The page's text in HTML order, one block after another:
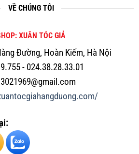
VỀ CHÚNG TÔI
XUÂN TÓC GIẢ
Đường, Hoàn Kiếm, Hà Nội
- 024.38.28.33.01